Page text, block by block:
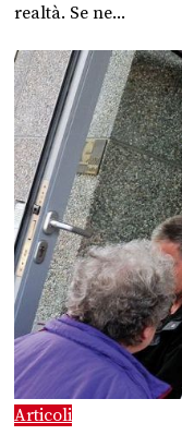
realtà. Se ne...
Articoli